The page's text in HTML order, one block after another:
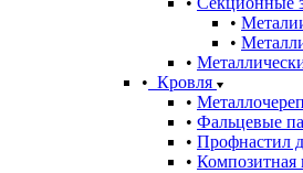
Кровля
Фальцевые
Профнастил
Композитная